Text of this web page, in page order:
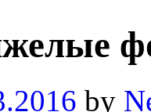
by